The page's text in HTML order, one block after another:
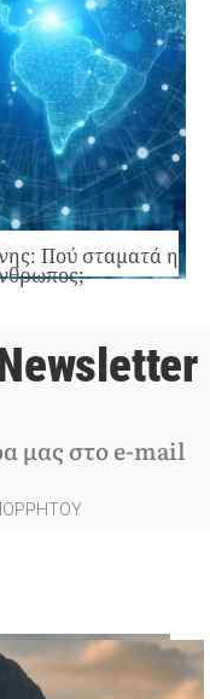
Πού σταματά η
μας στο e-mail